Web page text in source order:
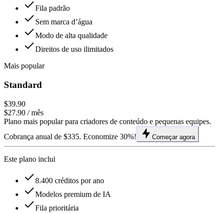
Fila padrão
Sem marca d’água
Modo de alta qualidade
Direitos de uso ilimitados
Mais popular
Standard
$39.90
$27.90 / mês
Plano mais popular para criadores de conteúdo e pequenas equipes.
Cobrança anual de $335. Economize 30%!
Começar agora
Este plano inclui
8.400 créditos por ano
Modelos premium de IA
Fila prioritária